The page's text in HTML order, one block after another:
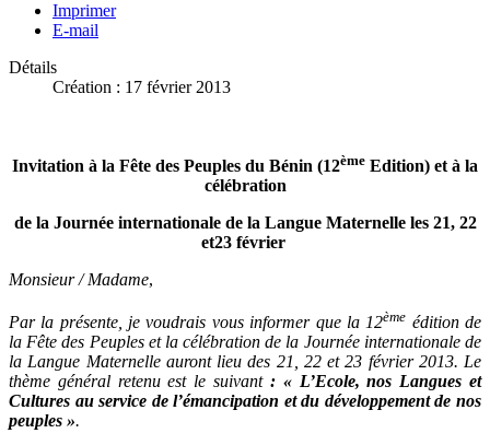
Imprimer
E-mail
Détails
Création : 17 février 2013
Invitation à la Fête des Peuples du Bénin (12ème Edition) et à la
célébration
de la Journée internationale de la Langue Maternelle les 21, 22
et23 février
Monsieur / Madame,
Par la présente, je voudrais vous informer que la 12ème édition de
la Fête des Peuples et la célébration de la Journée internationale de
la Langue Maternelle auront lieu des 21, 22 et 23 février 2013. Le
thème général retenu est le suivant : « L’Ecole, nos Langues et
Cultures au service de l’émancipation et du développement de nos
peuples ».